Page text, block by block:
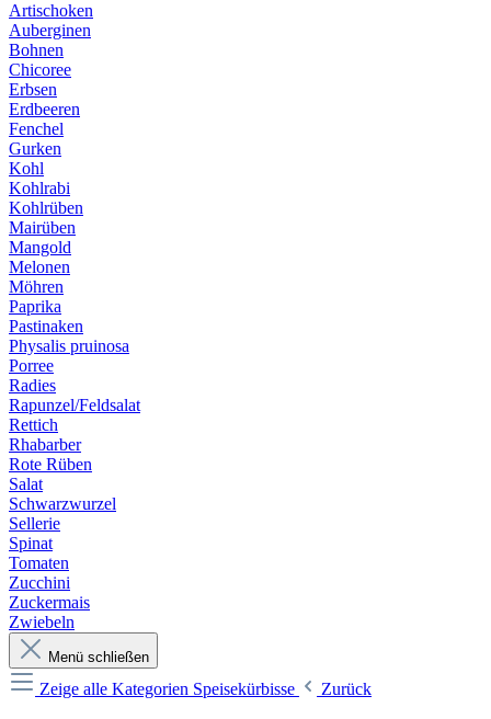
Artischoken
Auberginen
Bohnen
Chicoree
Erbsen
Erdbeeren
Fenchel
Gurken
Kohl
Kohlrabi
Kohlrüben
Mairüben
Mangold
Melonen
Möhren
Paprika
Pastinaken
Physalis pruinosa
Porree
Radies
Rapunzel/Feldsalat
Rettich
Rhabarber
Rote Rüben
Salat
Schwarzwurzel
Sellerie
Spinat
Tomaten
Zucchini
Zuckermais
Zwiebeln
Menü schließen
Zeige alle Kategorien Speisekürbisse
Zurück